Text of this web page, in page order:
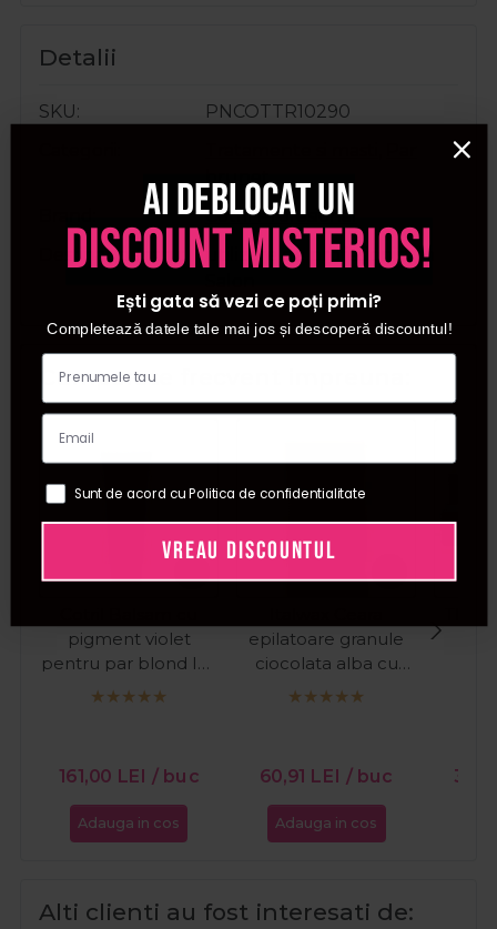
Detalii
SKU
PNCOTTR10290
brunet
Cotril Profesional
Destinat pentru
utilizare de profesionisti in
Cumparate frecvent impreuna:
pigment violet
pentru par blond Icy
Blond Purple 250ml
161,00 LEI / buc
Adauga in cos
epilatoare granule
ciocolata alba cu
aroma de vanilie Hot
60,91 LEI / buc
Adauga in cos
Alti clienti au fost interesati de:
Ai deblocat un
discount misterios!
Ești gata să vezi ce poți primi?
Completează datele tale mai jos și descoperă discountul!
Sunt de acord cu Politica de confidentialitate
VREAU DISCOUNTUL